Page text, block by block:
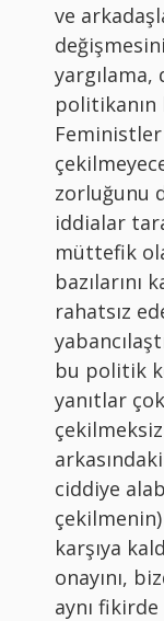
ve
yargılama,
politikanın
zorluğunu
iddialar
müttefik
bazılarını
rahatsız
bu politik
yanıtlar
ciddiye
karşıya
onayını,
aynı